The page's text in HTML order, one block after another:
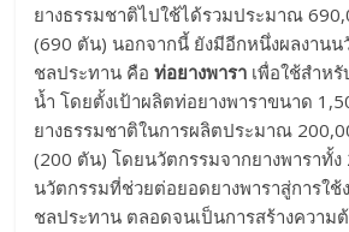
ยางธรรมชาติไปใช้ได้รวมประมาณ
(690 ตัน) นอกจากนี้ ยังมีอีกหนึ่งผลงานน
ชลประทาน คือท่อยางพารา เพื่อใช้สำห
น้ำ โดยตั้งเป้าผลิตท่อยางพาราขนาด
ยางธรรมชาติในการผลิตประมาณ
(200 ตัน) โดยนวัตกรรมจากยางพาราทั้
นวัตกรรมที่ช่วยต่อยอดยางพาราสู่การใช้
ชลประทาน ตลอดจนเป็นการสร้างความ